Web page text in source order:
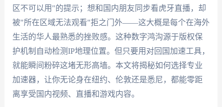
区不可以用"的提示；想和国内朋友同步看虎牙直播，却
被"所在区域无法观看"拒之门外——这大概是每个在海外
生活的华人最熟悉的挫败感。这种数字鸿沟源于版权保
护机制自动检测IP地理位置。但只要用对回国加速工具，
就能瞬间粉碎这堵无形高墙。本文将揭秘如何选择专业
加速器，让你无论身在纽约、伦敦还是悉尼，都能零距
离享受国内视频、直播和游戏内容。